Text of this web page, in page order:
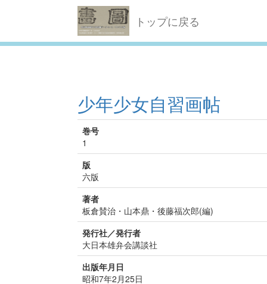
トップに戻る
少年少女自習画帖
巻号
1
版
六版
著者
板倉賛治・山本鼎・後藤福次郎(編)
発行社／発行者
大日本雄弁会講談社
出版年月日
昭和7年2月25日